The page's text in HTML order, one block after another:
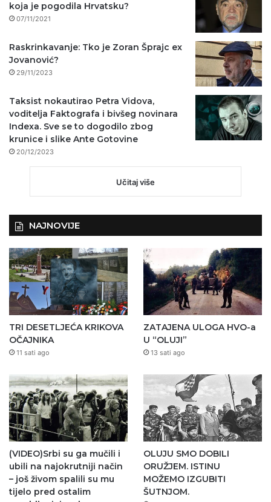
koja je pogodila Hrvatsku?
07/11/2021
Raskrinkavanje: Tko je Zoran Šprajc ex
Jovanović?
29/11/2023
Taksist nokautirao Petra Vidova,
voditelja Faktografa i bivšeg novinara
Indexa. Sve se to dogodilo zbog
krunice i slike Ante Gotovine
20/12/2023
Učitaj više
NAJNOVIJE
TRI DESETLJEĆA KRIKOVA
OČAJNIKA
11 sati ago
ZATAJENA ULOGA HVO-a
U “OLUJI”
13 sati ago
(VIDEO)Srbi su ga mučili i
ubili na najokrutniji način
– još živom spalili su mu
tijelo pred ostalim
OLUJU SMO DOBILI
ORUŽJEM. ISTINU
MOŽEMO IZGUBITI
ŠUTNJOM.